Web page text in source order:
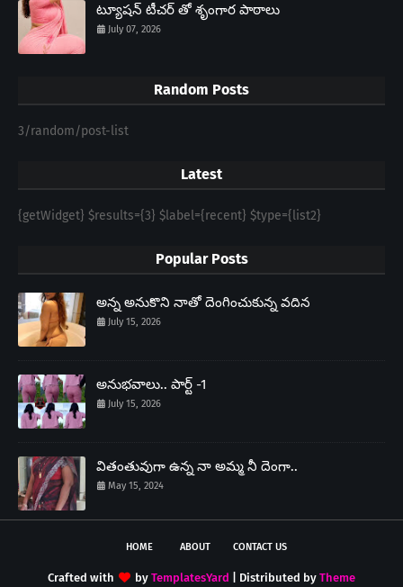
ట్యూషన్ టీచర్ తో శృంగార పాఠాలు
July 07, 2026
Random Posts
3/random/post-list
Latest
{getWidget} $results={3} $label={recent} $type={list2}
Popular Posts
అన్న అనుకొని నాతో దెంగించుకున్న వదిన
July 15, 2026
అనుభవాలు.. పార్ట్ -1
July 15, 2026
వితంతువుగా ఉన్న నా అమ్మ నీ దెంగా..
May 15, 2024
HOME ABOUT CONTACT US
Crafted with by TemplatesYard | Distributed by Theme